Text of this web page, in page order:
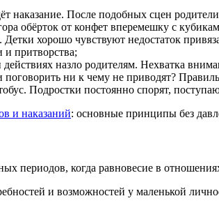
наказание. После подобных сцен
обёрток от конфет вперемешку с
хорошо чувствуют недостаток
и притворства;
назло родителям. Нехватка
ни к чему не приводят?
Подростки постоянно спорят,
и наказаний: основные принципы без
периодов, когда равновесие в
и возможностей у маленькой